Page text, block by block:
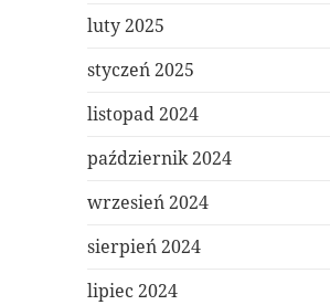
luty 2025
styczeń 2025
listopad 2024
październik 2024
wrzesień 2024
sierpień 2024
lipiec 2024